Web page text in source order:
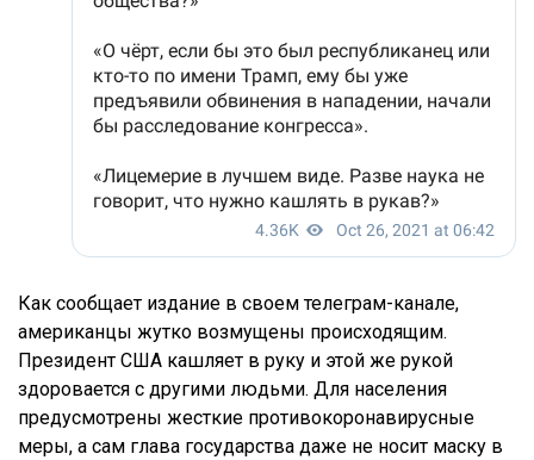
Как сообщает издание в своем телеграм-канале,
американцы жутко возмущены происходящим.
Президент США кашляет в руку и этой же рукой
здоровается с другими людьми. Для населения
предусмотрены жесткие противокоронавирусные
меры, а сам глава государства даже не носит маску в